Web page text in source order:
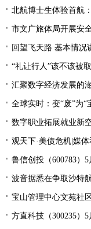
北航博士生体验首航
市文广旅体局开展安
回望飞天路 基本情况
“礼让行人”该不该被
汇聚数字经济发展的
全球实时：变“废”为“宝”
数字职业拓展就业新
观天下·美债危机|媒体和
鲁信创投（600783）
波音据悉在争取沙特
宝山管理中心文苑社
方直科技（300235）5